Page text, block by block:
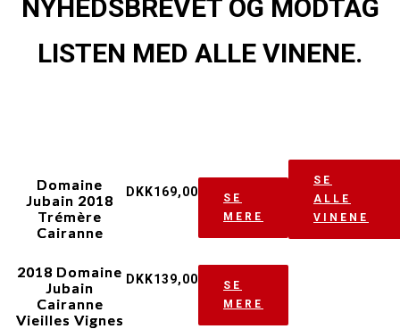
NYHEDSBREVET OG MODTAG
LISTEN MED ALLE VINENE.
Domaine
Jubain 2018
Trémère
Cairanne
DKK169,00
SE
MERE
2018 Domaine
Jubain
Cairanne
Vieilles Vignes
DKK139,00
SE
MERE
SE
ALLE
VINENE